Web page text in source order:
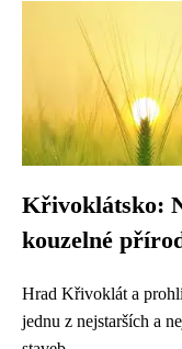
Křivoklátsko:
kouzelné
Hrad Křivoklát a
jednu z nejstarších a